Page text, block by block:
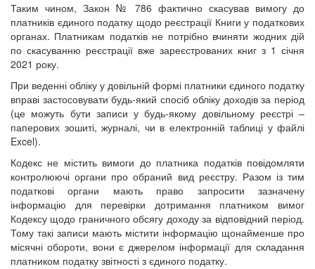
Таким чином, Закон № 786 фактично скасував вимогу до
платників єдиного податку щодо реєстрації Книги у податкових
органах. Платникам податків не потрібно вчиняти жодних дій
по скасуванню реєстрації вже зареєстрованих книг з 1 січня
2021 року.
При веденні обліку у довільній формі платники єдиного податку
вправі застосовувати будь-який спосіб обліку доходів за період
(це можуть бути записи у будь-якому довільному реєстрі –
паперових зошиті, журналі, чи в електронній таблиці у файлі
Excel).
Кодекс не містить вимоги до платника податків повідомляти
контролюючі органи про обраний вид реєстру. Разом із тим
податкові органи мають право запросити зазначену
інформацію для перевірки дотримання платником вимог
Кодексу щодо граничного обсягу доходу за відповідний період.
Тому такі записи мають містити інформацію щонайменше про
місячні обороти, вони є джерелом інформації для складання
платником податку звітності з єдиного податку.